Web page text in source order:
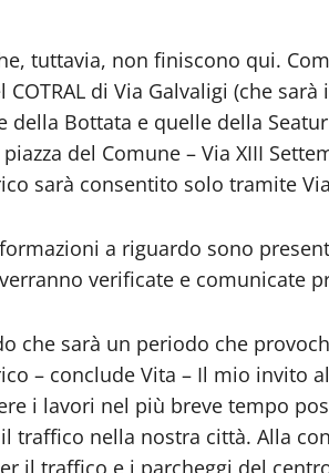
tuttavia, non finiscono qui.
COTRAL di Via Galvaligi (che
della Bottata e quelle della
del Comune – Via XIII
sarà consentito solo tramite
a riguardo sono
verificate e comunicate
che sarà un periodo che
– conclude Vita – Il mio invito
i lavori nel più breve tempo
traffico nella nostra città. Alla
il traffico e i parcheggi del